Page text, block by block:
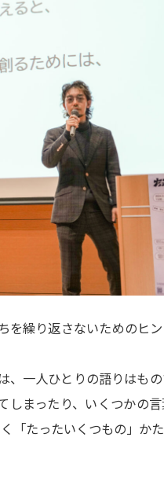
を繰り返さないためのヒ
、一人ひとりの語りはも
しまったり、いくつかの
「たったいくつもの」か